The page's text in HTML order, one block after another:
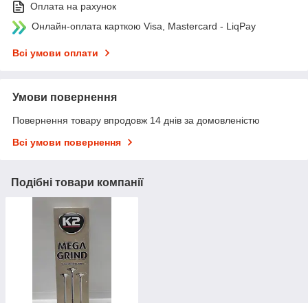
Оплата на рахунок
Онлайн-оплата карткою Visa, Mastercard - LiqPay
Всі умови оплати
Умови повернення
Повернення товару впродовж 14 днів за домовленістю
Всі умови повернення
Подібні товари компанії